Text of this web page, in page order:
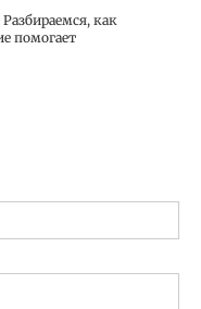
как
помогает